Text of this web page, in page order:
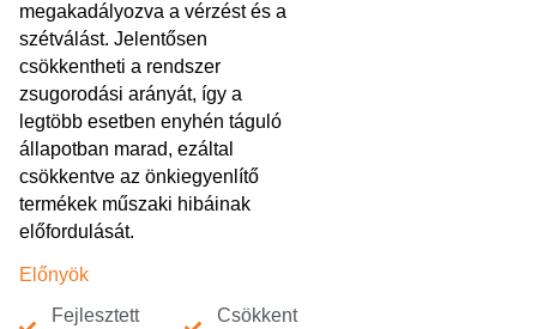
megakadályozva a vérzést és a
szétválást. Jelentősen
csökkentheti a rendszer
zsugorodási arányát, így a
legtöbb esetben enyhén táguló
állapotban marad, ezáltal
csökkentve az önkiegyenlítő
termékek műszaki hibáinak
előfordulását.
Előnyök
Fejlesztett
Csökkent